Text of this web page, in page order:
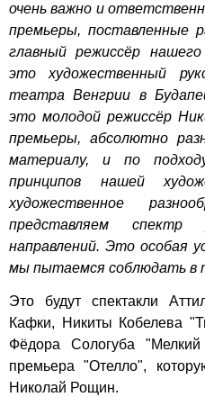
очень важно и
премьеры, поставленные
главный режиссёр
это художественный
театра Венгрии в
это молодой режиссёр
премьеры, абсолютно
материалу, и по
принципов нашей
художественное
представляем спектр
направлений. Это особая
мы пытаемся соблюдать в
Это будут спектакли
Кафки, Никиты Кобелева
Фёдора Сологуба
премьера "Отелло",
Николай Рощин.